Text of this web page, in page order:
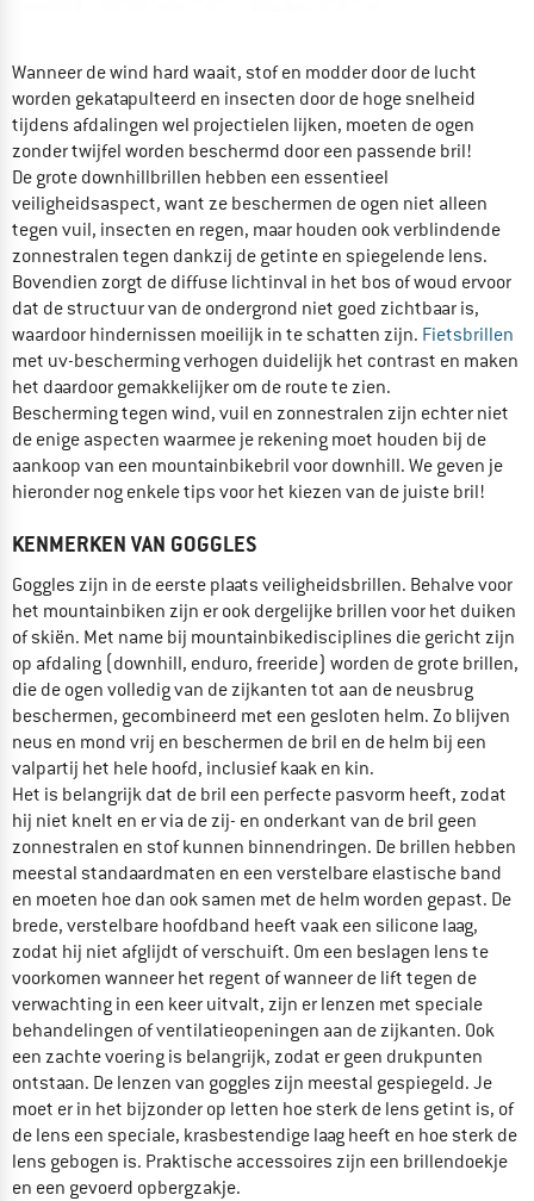
Wanneer de wind hard waait, stof en modder door de lucht
worden gekatapulteerd en insecten door de hoge snelheid
tijdens afdalingen wel projectielen lijken, moeten de ogen
zonder twijfel worden beschermd door een passende bril!
De grote downhillbrillen hebben een essentieel
veiligheidsaspect, want ze beschermen de ogen niet alleen
tegen vuil, insecten en regen, maar houden ook verblindende
zonnestralen tegen dankzij de getinte en spiegelende lens.
Bovendien zorgt de diffuse lichtinval in het bos of woud ervoor
dat de structuur van de ondergrond niet goed zichtbaar is,
waardoor hindernissen moeilijk in te schatten zijn. Fietsbrillen
met uv-bescherming verhogen duidelijk het contrast en maken
het daardoor gemakkelijker om de route te zien.
Bescherming tegen wind, vuil en zonnestralen zijn echter niet
de enige aspecten waarmee je rekening moet houden bij de
aankoop van een mountainbikebril voor downhill. We geven je
hieronder nog enkele tips voor het kiezen van de juiste bril!
KENMERKEN VAN GOGGLES
Goggles zijn in de eerste plaats veiligheidsbrillen. Behalve voor
het mountainbiken zijn er ook dergelijke brillen voor het duiken
of skiën. Met name bij mountainbikedisciplines die gericht zijn
op afdaling (downhill, enduro, freeride) worden de grote brillen,
die de ogen volledig van de zijkanten tot aan de neusbrug
beschermen, gecombineerd met een gesloten helm. Zo blijven
neus en mond vrij en beschermen de bril en de helm bij een
valpartij het hele hoofd, inclusief kaak en kin.
Het is belangrijk dat de bril een perfecte pasvorm heeft, zodat
hij niet knelt en er via de zij- en onderkant van de bril geen
zonnestralen en stof kunnen binnendringen. De brillen hebben
meestal standaardmaten en een verstelbare elastische band
en moeten hoe dan ook samen met de helm worden gepast. De
brede, verstelbare hoofdband heeft vaak een silicone laag,
zodat hij niet afglijdt of verschuift. Om een beslagen lens te
voorkomen wanneer het regent of wanneer de lift tegen de
verwachting in een keer uitvalt, zijn er lenzen met speciale
behandelingen of ventilatieopeningen aan de zijkanten. Ook
een zachte voering is belangrijk, zodat er geen drukpunten
ontstaan. De lenzen van goggles zijn meestal gespiegeld. Je
moet er in het bijzonder op letten hoe sterk de lens getint is, of
de lens een speciale, krasbestendige laag heeft en hoe sterk de
lens gebogen is. Praktische accessoires zijn een brillendoekje
en een gevoerd opbergzakje.